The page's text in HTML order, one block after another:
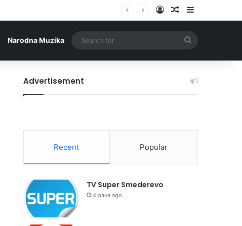
Log InRandom Article
Narodna Muzika
for
Advertisement
Recent Popular
TV Super Smederevo
4 дана ago